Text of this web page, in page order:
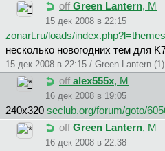
off Green Lantern, М
15 дек 2008 в 22:15
zonart.ru/loads/
несколько новогодних тем для
15 дек 2008 в 22:15 / Green Lantern (1)
off alex555x, М
16 дек 2008 в 19:05
240х320 seclub.org/forum/goto/
off Green Lantern, М
16 дек 2008 в 22:38